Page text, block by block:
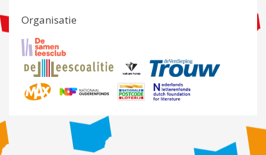
Organisatie